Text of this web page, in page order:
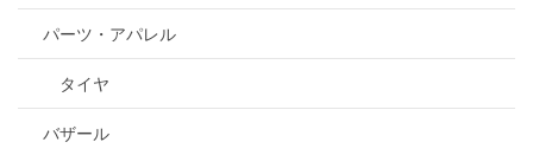
パーツ・アパレル
タイヤ
バザール